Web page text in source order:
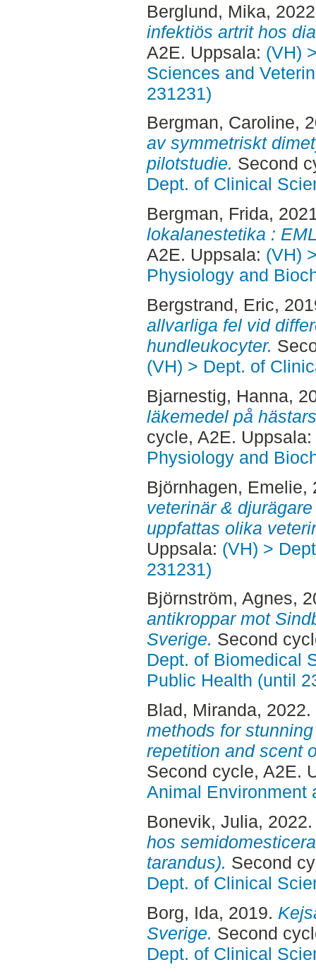
Berglund, Mika,
infektiös artrit hos
A2E. Uppsala: (VH)
Sciences and
231231)
Bergman, Caroline,
av symmetriskt
pilotstudie. Second
Dept. of Clinical
Bergman, Frida,
lokalanestetika :
A2E. Uppsala: (VH)
Physiology and
Bergstrand, Eric,
allvarliga fel vid
hundleukocyter.
(VH) > Dept. of
Bjarnestig, Hanna,
läkemedel på
cycle, A2E. Uppsala:
Physiology and
Björnhagen, Emelie,
veterinär &
uppfattas olika
Uppsala: (VH) >
231231)
Björnström, Agnes,
antikroppar mot
Sverige. Second
Dept. of Biomedical
Public Health (until
Blad, Miranda, 2022.
methods for
repetition and scent
Second cycle, A2E.
Animal Environment
Bonevik, Julia,
hos
tarandus). Second
Dept. of Clinical
Borg, Ida, 2019.
Sverige. Second
Dept. of Clinical